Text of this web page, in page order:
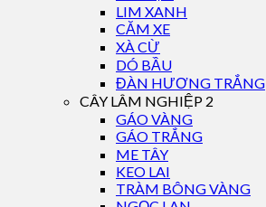
LIM XANH
CĂM XE
XÀ CỪ
DÓ BẦU
ĐÀN HƯƠNG TRẮNG
CÂY LÂM NGHIỆP 2
GÁO VÀNG
GÁO TRẮNG
ME TÂY
KEO LAI
TRÀM BÔNG VÀNG